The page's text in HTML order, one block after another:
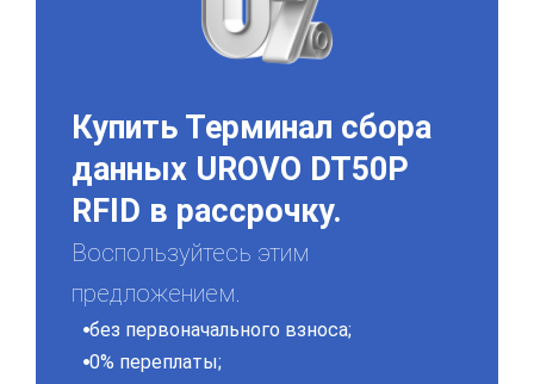
Купить Терминал сбора
данных UROVO DT50P
RFID в рассрочку.
Воспользуйтесь этим
предложением.
без первоначального взноса;
0% переплаты;